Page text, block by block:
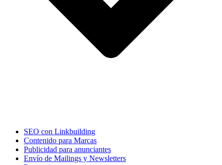
SEO con Linkbuilding
Contenido para Marcas
Publicidad para anunciantes
Envío de Mailings y Newsletters